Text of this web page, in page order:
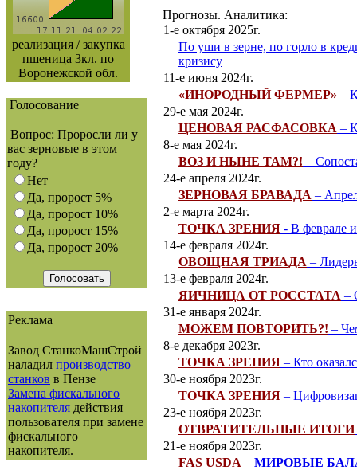
реализация / закупка
пшеница 3кл. по
Воронежской обл.
Голосование
Вопрос: Проросли ли у
вас зерновые в этом
году?
Нет
Да, пророст 5%
Да, пророст 10%
Да, пророст 15%
Да, пророст 20%
Реклама
Завод СтанкоМашСтрой
наладил производство
станков в Пензе
Замена фискального
накопителя действия
пользователя при замене
фискального
накопителя.
Прогнозы. Аналитика:
1-е октября 2025г.
По уши в зерне, по горло в
кризису
11-е июня 2024г.
«ИНОРОДНЫЙ ФЕРМЕР» –
29-е мая 2024г.
ЦЕНОВАЯ РАСФАСОВКА –
8-е мая 2024г.
ВОЗ И НЫНЕ ТАМ?! –
24-е апреля 2024г.
ЗЕРНОВАЯ БРАВАДА –
2-е марта 2024г.
ТОЧКА ЗРЕНИЯ - В феврале
14-е февраля 2024г.
ОВОЩНАЯ ТРИАДА –
13-е февраля 2024г.
ЯИЧНИЦА ОТ РОССТАТА –
31-е января 2024г.
МОЖЕМ ПОВТОРИТЬ?! –
8-е декабря 2023г.
ТОЧКА ЗРЕНИЯ – Кто
30-е ноября 2023г.
ТОЧКА ЗРЕНИЯ –
23-е ноября 2023г.
ОТВРАТИТЕЛЬНЫЕ ИТОГИ
21-е ноября 2023г.
FAS USDA – МИРОВЫЕ